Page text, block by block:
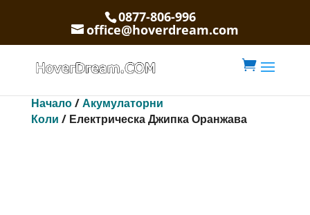
0877-806-996
office@hoverdream.com

Начало/Акумулаторни
Коли / Електрическа Джипка Оранжава